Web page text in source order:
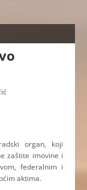
organ, koji
zaštite imovine i
federalnim i
aktima.